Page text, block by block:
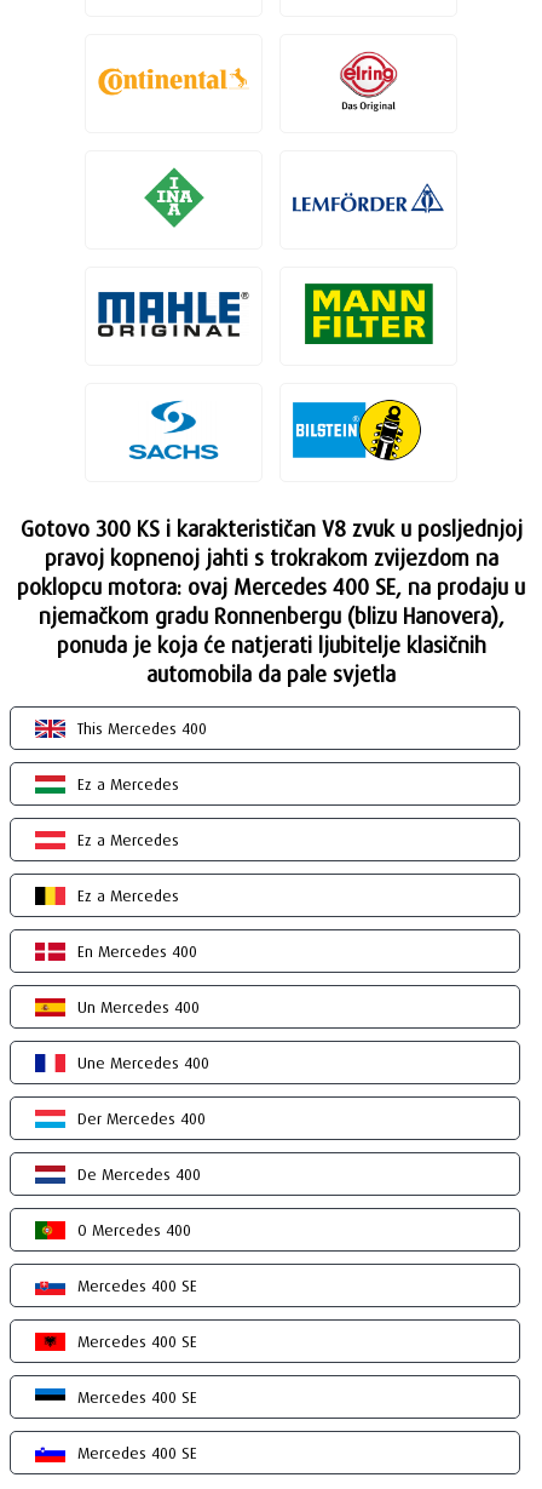
Gotovo 300 KS i karakterističan V8 zvuk u posljednjoj
pravoj kopnenoj jahti s trokrakom zvijezdom na
poklopcu motora: ovaj Mercedes 400 SE, na prodaju u
njemačkom gradu Ronnenbergu (blizu Hanovera),
ponuda je koja će natjerati ljubitelje klasičnih
automobila da pale svjetla
This Mercedes 400
Ez a Mercedes
Ez a Mercedes
Ez a Mercedes
En Mercedes 400
Un Mercedes 400
Une Mercedes 400
Der Mercedes 400
De Mercedes 400
O Mercedes 400
Mercedes 400 SE
Mercedes 400 SE
Mercedes 400 SE
Mercedes 400 SE